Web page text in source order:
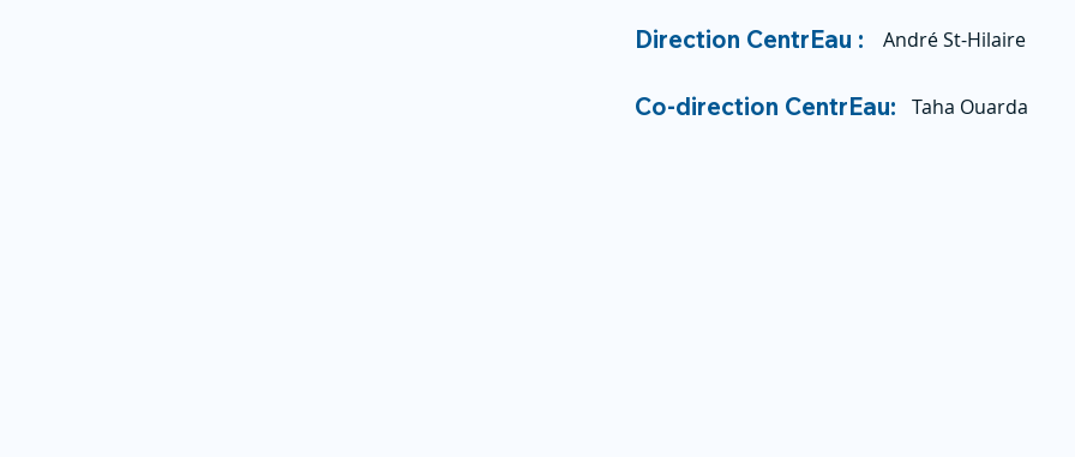
Direction CentrEau : André St-Hilaire
Co-direction CentrEau: Taha Ouarda